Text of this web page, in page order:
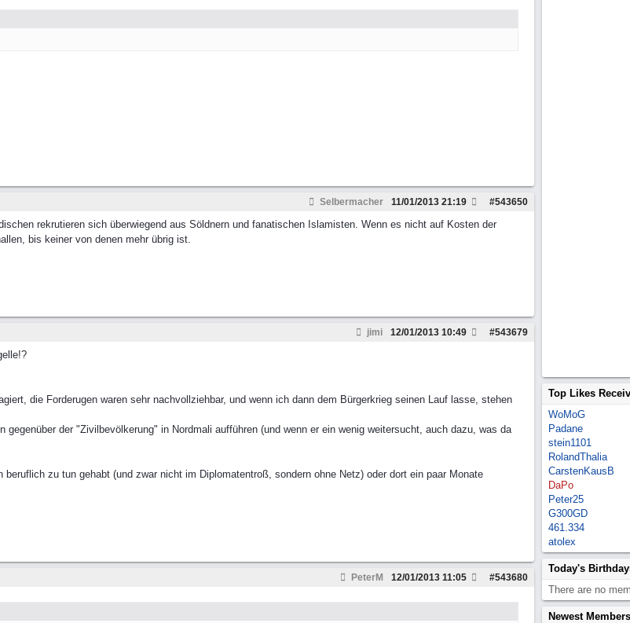
Selbermacher #543650
11/01/2013 21:19
rekrutieren sich überwiegend aus Söldnern und fanatischen Islamisten. Wenn es nicht auf Kosten der
bis keiner von denen mehr übrig ist.
jimi #543679
12/01/2013 10:49
die Forderugen waren sehr nachvollziehbar, und wenn ich dann dem Bürgerkrieg seinen Lauf lasse, stehen
der "Zivilbevölkerung" in Nordmali aufführen (und wenn er ein wenig weitersucht, auch dazu, was da
zu tun gehabt (und zwar nicht im Diplomatentroß, sondern ohne Netz) oder dort ein paar Monate
PeterM #543680
12/01/2013 11:05
Top Likes
WoMoG
Padane
stein1101
RolandThalia
CarstenKausB
DaPo
Peter25
G300GD
461.334
atolex
Today's
There are no
Newest Members